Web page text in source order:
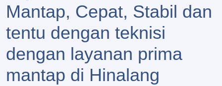
Mantap, Cepat, Stabil dan
tentu dengan teknisi
dengan layanan prima
mantap di Hinalang